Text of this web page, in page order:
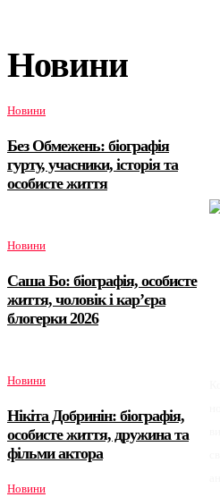
Новини
Новини
Без Обмежень: біографія
гурту, учасники, історія та
особисте життя
Новини
Саша Бо: біографія, особисте
життя, чоловік і кар’єра
блогерки 2026
Новини
Нікіта Добринін: біографія,
особисте життя, дружина та
фільми актора
Новини